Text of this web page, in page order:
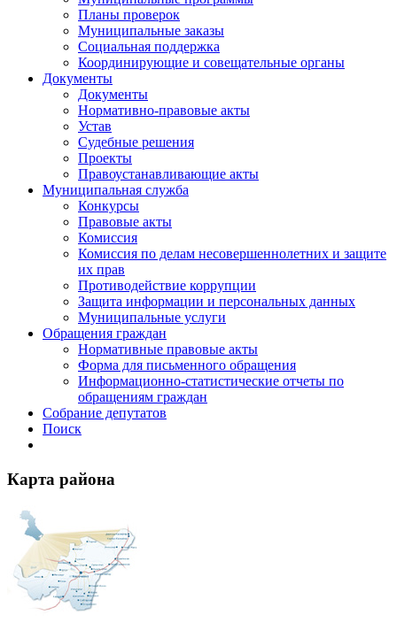
Планы проверок
Муниципальные заказы
Социальная поддержка
Координирующие и совещательные органы
Документы
Документы
Нормативно-правовые акты
Устав
Судебные решения
Проекты
Правоустанавливающие акты
Муниципальная служба
Конкурсы
Правовые акты
Комиссия
Комиссия по делам несовершеннолетних и защите
их прав
Противодействие коррупции
Защита информации и персональных данных
Муниципальные услуги
Обращения граждан
Нормативные правовые акты
Форма для письменного обращения
Информационно-статистические отчеты по
обращениям граждан
Собрание депутатов
Поиск
Карта района